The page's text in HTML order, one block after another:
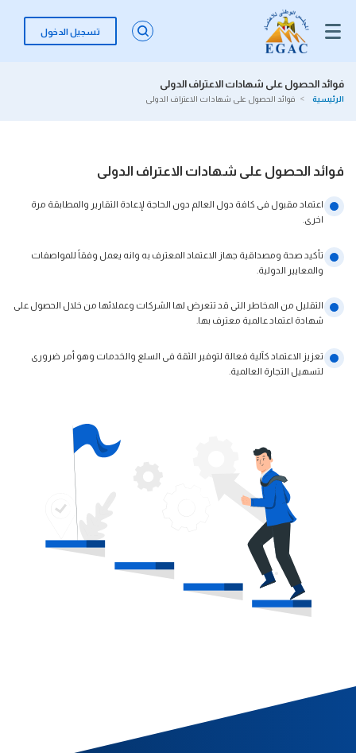
تسجيل الدخول
فوائد الحصول على شهادات الاعتراف الدولى
الرئيسية فوائد الحصول على شهادات الاعتراف الدولى
فوائد الحصول على شهادات الاعتراف الدولى
اعتماد مقبول فى كافة دول العالم دون الحاجة لإعادة التقارير والمطابقة مرة
اخرى.
تأكيد صحة ومصداقية جهاز الاعتماد المعترف به وانه يعمل وفقاً للمواصفات
والمعايير الدولية.
التقليل من المخاطر التى قد تتعرض لها الشركات وعملائها من خلال الحصول على
شهادة اعتماد عالمية معترف بها.
تعزيز الاعتماد كآلية فعالة لتوفير الثقة فى السلع والخدمات وهو أمر ضرورى
لتسهيل التجارة العالمية.